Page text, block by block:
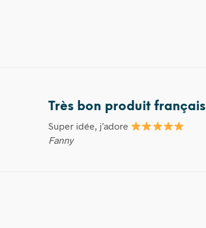
Très bon produit français
Super idée, j’adore
Fanny